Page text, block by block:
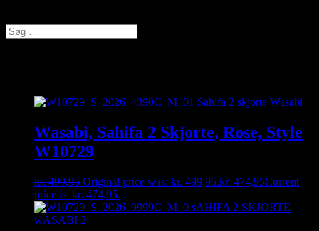
Wasabi, Sahifa 2 Skjorte, Rose, Style
W10729
kr.499,95 Original price was: kr. 499,95.kr. 474,95Current
price is: kr. 474,95.